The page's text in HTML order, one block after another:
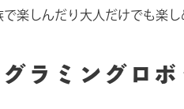
楽しんだり大人だけでも楽
ラミングロボ